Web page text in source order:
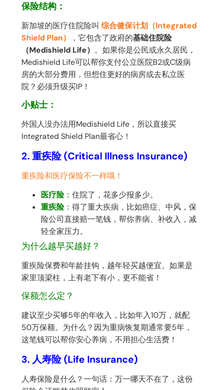
保险结构：
新加坡的医疗住院险叫 综合健保计划（Integrated
Shield Plan）
，它包含了政府的基础住院险
（Medishield Life） 。如果你是公民或永久居民，
Medishield Life可以帮你支付公立医院B2或C级病
房的大部分费用，但想住更好的病房或去私立医
院？必须升级买IP！
小贴士：
外国人没办法用Medishield Life，所以直接买
Integrated Shield Plan最省心！
2. 重疾险 (Critical Illness Insurance)
重疾险和医疗保险不一样哦！
医疗险： 住院了，花多少报多少。
重疾险： 得了重大疾病，比如癌症、中风，保
险公司直接赔一笔钱，帮你养病、补收入，减
轻全家压力。
为什么越早买越好？
重疾险保费和年龄挂钩，越年轻买越便宜。如果是
家里顶梁柱，上有老下有小，更不能省！
保额怎么定？
建议至少买够5年的年收入，比如年入10万，就配
50万保额。为什么？因为重病恢复期通常要5年，
这笔钱可以帮你安心养病，不用担心生活费！
3. 人寿险 (Life Insurance)
人寿保险是什么？一句话：万一哪天不在了，这份